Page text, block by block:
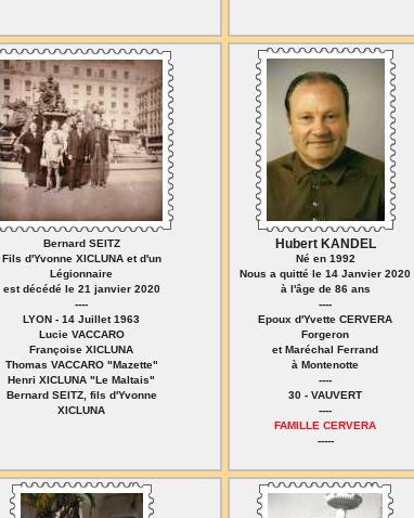
Bernard SEITZ
Fils d'Yvonne XICLUNA et d'un
Légionnaire
est décédé le 21 janvier 2020
----
LYON - 14 Juillet 1963
Lucie VACCARO
Françoise XICLUNA
Thomas VACCARO "Mazette"
Henri XICLUNA "Le Maltais"
Bernard SEITZ, fils d'Yvonne
XICLUNA
Hubert KANDEL
Né en 1992
Nous a quitté le 14 Janvier 2020
à l'âge de 86 ans
----
Epoux d'Yvette CERVERA
Forgeron
et Maréchal Ferrand
à Montenotte
----
30 - VAUVERT
----
FAMILLE CERVERA
-----